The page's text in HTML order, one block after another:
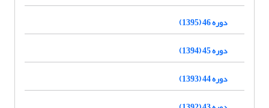
دوره 46 (1395)
دوره 45 (1394)
دوره 44 (1393)